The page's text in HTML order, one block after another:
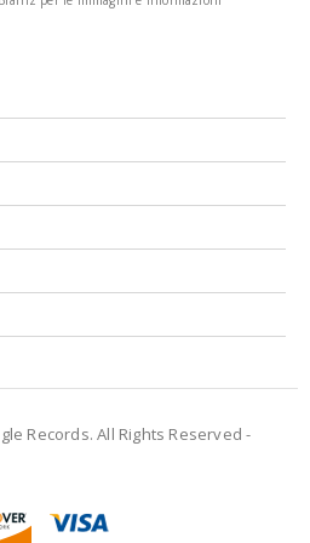
Records. All Rights Reserved -